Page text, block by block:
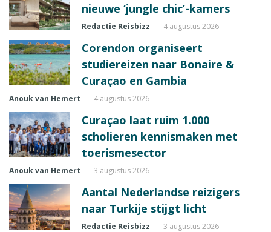
nieuwe ‘jungle chic’-kamers
Redactie Reisbizz 4 augustus 2026
Corendon organiseert
studiereizen naar Bonaire &
Curaçao en Gambia
Anouk van Hemert 4 augustus 2026
Curaçao laat ruim 1.000
scholieren kennismaken met
toerismesector
Anouk van Hemert 3 augustus 2026
Aantal Nederlandse reizigers
naar Turkije stijgt licht
Redactie Reisbizz 3 augustus 2026